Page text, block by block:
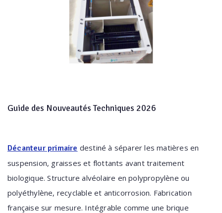
Guide des Nouveautés Techniques 2026
Décanteur primaire destiné à séparer les matières en
suspension, graisses et flottants avant traitement
biologique. Structure alvéolaire en polypropylène ou
polyéthylène, recyclable et anticorrosion. Fabrication
française sur mesure. Intégrable comme une brique